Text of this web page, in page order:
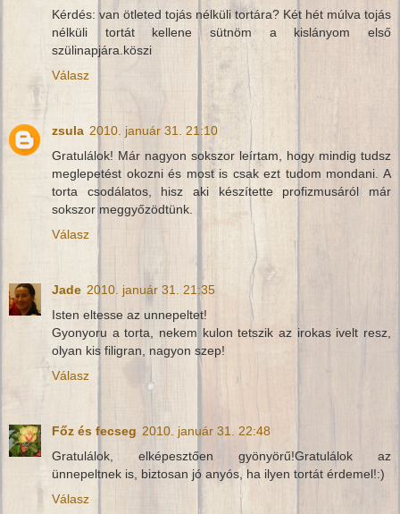
Kérdés: van ötleted tojás nélküli tortára? Két hét múlva tojás
nélküli tortát kellene sütnöm a kislányom első
szülinapjára.köszi
Válasz
zsula 2010. január 31. 21:10
Gratulálok! Már nagyon sokszor leírtam, hogy mindig tudsz
meglepetést okozni és most is csak ezt tudom mondani. A
torta csodálatos, hisz aki készítette profizmusáról már
sokszor meggyőzödtünk.
Válasz
Jade 2010. január 31. 21:35
Isten eltesse az unnepeltet!
Gyonyoru a torta, nekem kulon tetszik az irokas ivelt resz,
olyan kis filigran, nagyon szep!
Válasz
Főz és fecseg 2010. január 31. 22:48
Gratulálok, elképesztően gyönyörű!Gratulálok az
ünnepeltnek is, biztosan jó anyós, ha ilyen tortát érdemel!:)
Válasz